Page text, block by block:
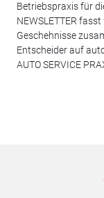
Betriebspraxis für
NEWSLETTER
Geschehnisse
Entscheider auf
AUTO SERVICE